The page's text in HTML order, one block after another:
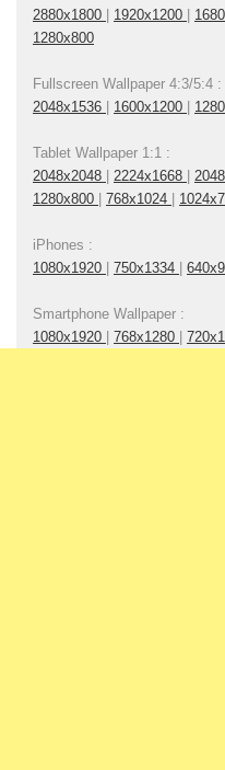
2880x1800 | 1920x1200 |
1280x800
Fullscreen Wallpaper 4:3/5:4 :
2048x1536 | 1600x1200 |
Tablet Wallpaper 1:1 :
2048x2048 | 2224x1668 |
1280x800 | 768x1024 |
iPhones :
1080x1920 | 750x1334 |
Smartphone Wallpaper :
1080x1920 | 768x1280 |